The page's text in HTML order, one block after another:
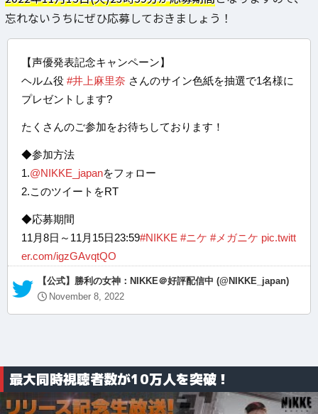
忘れないうちにぜひ応募しておきましょう！
【声優発表記念キャンペーン】
ヘルム役 #井上麻里奈 さんのサイン色紙を抽選で1名様に
プレゼントします?
たくさんのご参加をお待ちしております！
◆参加方法
1.@NIKKE_japanをフォロー
2.このツイートをRT
◆応募期間
11月8日～11月15日23:59#NIKKE #ニケ #メガニケ pic.twitt
er.com/igzGAvqtQO
— 【公式】勝利の女神：NIKKE＠好評配信中 (@NIKKE_japan)
November 8, 2022
最大同時視聴者数が10万人を突破！